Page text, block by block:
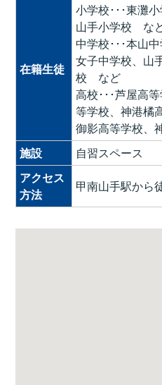
在籍生徒
小学校･･･東灘
山手小学校 な
中学校･･･本山
女子中学校、山
校 など
高校･･･芦屋高
等学校、神港橘
御影高等学校
施設
自習スペース
アクセス
方法
甲南山手駅から